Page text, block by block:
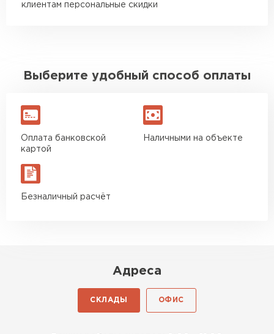
клиентам персональные скидки
Выберите удобный способ оплаты
Оплата банковской
картой
Наличными на объекте
Безналичный расчёт
Адреса
СКЛАДЫ ОФИС